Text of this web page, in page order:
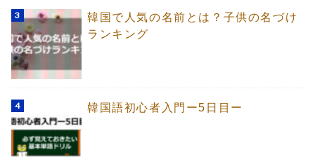
韓国で人気の名前とは？子供の名づけ
ランキング
韓国語初心者入門ー5日目ー